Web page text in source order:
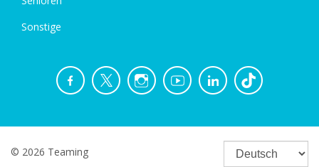
Sonstige
© 2026 Teaming